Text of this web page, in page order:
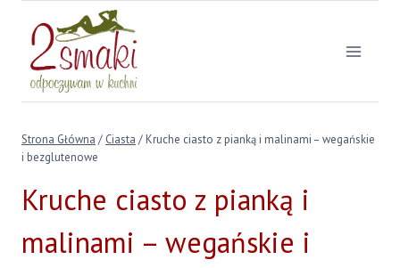
Strona Główna / Ciasta / Kruche ciasto z pianką i malinami – wegańskie
i bezglutenowe
Kruche ciasto z pianką i
malinami – wegańskie i